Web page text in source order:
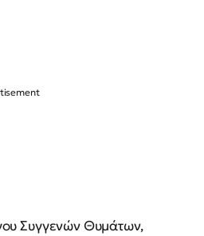
Συγγενών Θυμάτων,